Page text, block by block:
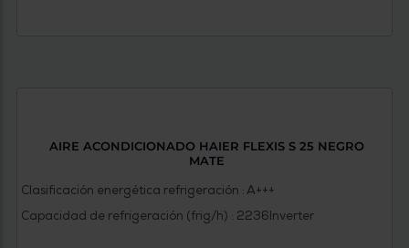
AIRE ACONDICIONADO HAIER FLEXIS S 25 NEGRO
MATE
Clasificación energética refrigeración : A+++
Capacidad de refrigeración (frig/h) : 2236 Inverter